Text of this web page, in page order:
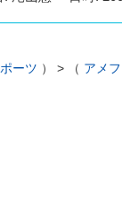
ーツ ） > （ アメ